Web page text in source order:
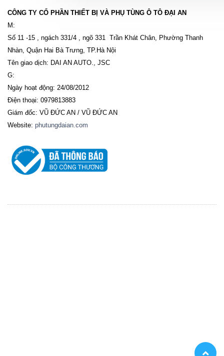
CÔNG TY CỔ PHẦN THIẾT BỊ VÀ PHỤ TÙNG Ô TÔ ĐẠI AN
M:
Số 11 -15 , ngách 331/4 , ngõ 331 Trần Khát Chân, Phường Thanh
Nhàn, Quận Hai Bà Trưng, TP.Hà Nội
Tên giao dịch: DAI AN AUTO., JSC
G:
Ngày hoạt động: 24/08/2012
Điện thoại: 0979813883
Giám đốc: VŨ ĐỨC AN / VŨ ĐỨC AN
Website: phutungdaian.com